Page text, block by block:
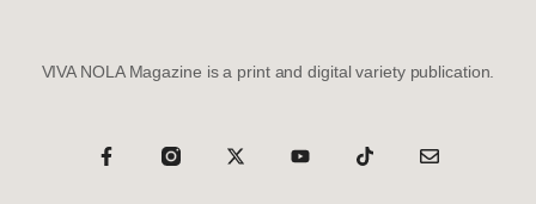
VIVA NOLA Magazine is a print and digital variety publication.